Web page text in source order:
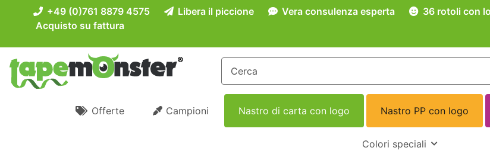
+49 (0)761 8879 4575 Libera il piccione Vera consulenza esperta
36 rotoli con
Acquisto su fattura
Offerte Campioni Nastro di carta con logo Nastro PP con logo
Colori speciali